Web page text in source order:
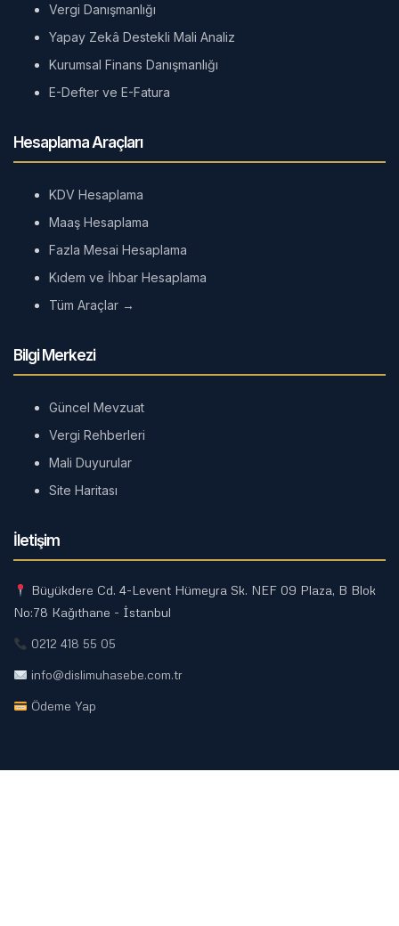
Vergi Danışmanlığı
Yapay Zekâ Destekli Mali Analiz
Kurumsal Finans Danışmanlığı
E-Defter ve E-Fatura
Hesaplama Araçları
KDV Hesaplama
Maaş Hesaplama
Fazla Mesai Hesaplama
Kıdem ve İhbar Hesaplama
Tüm Araçlar →
Bilgi Merkezi
Güncel Mevzuat
Vergi Rehberleri
Mali Duyurular
Site Haritası
İletişim
Büyükdere Cd. 4-Levent Hümeyra Sk. NEF 09 Plaza, B Blok
No:78 Kağıthane - İstanbul
0212 418 55 05
info@dislimuhasebe.com.tr
Ödeme Yap